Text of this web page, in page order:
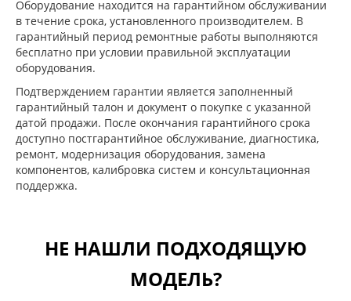
Оборудование находится на гарантийном обслуживании
в течение срока, установленного производителем. В
гарантийный период ремонтные работы выполняются
бесплатно при условии правильной эксплуатации
оборудования.
Подтверждением гарантии является заполненный
гарантийный талон и документ о покупке с указанной
датой продажи. После окончания гарантийного срока
доступно постгарантийное обслуживание, диагностика,
ремонт, модернизация оборудования, замена
компонентов, калибровка систем и консультационная
поддержка.
НЕ НАШЛИ ПОДХОДЯЩУЮ
МОДЕЛЬ?